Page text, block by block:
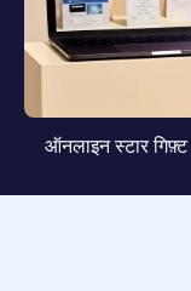
ऑनलाइन स्टार गिफ़्ट